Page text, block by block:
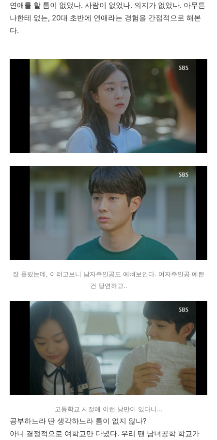
연애를 할 틈이 없었나. 사람이 없었나. 의지가 없었나. 아무튼
나한테 없는, 20대 초반에 연애라는 경험을 간접적으로 해본
다.
잘 몰랐는데, 이러고보니 남자주인공도 예뻐보인다. 여자주인공 예쁜
건 당연하고..
고등학교 시절에 이런 낭만이 있다니...
공부하느라 딴 생각하느라 틈이 없지 않나?
아니 결정적으로 여학교만 다녔다. 우리 땐 남녀공학 학교가